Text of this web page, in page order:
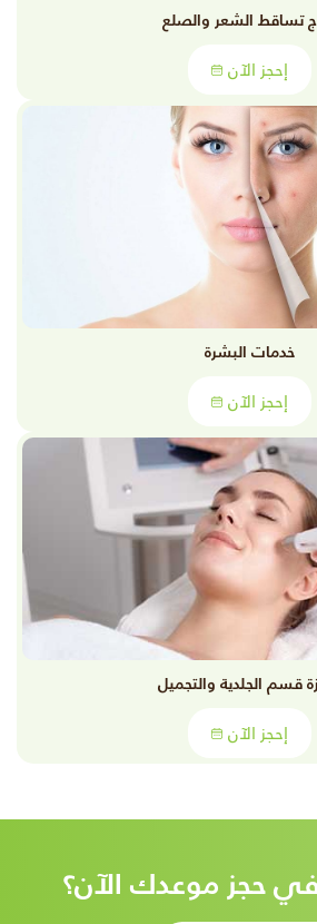
تساقط الشعر والصلع
إحجز الآن
خدمات البشرة
إحجز الآن
قسم الجلدية والتجميل
إحجز الآن
حجز موعدك الآن؟